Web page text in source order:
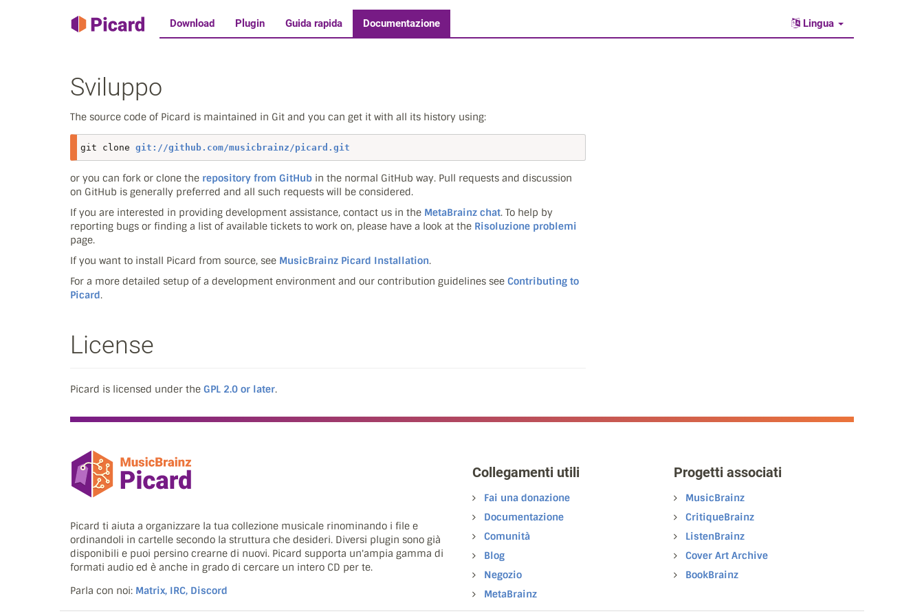
Download Plugin Guida rapida Documentazione Lingua
Sviluppo
The source code of Picard is maintained in Git and you can get it with all its history using:
git clone git://github.com/musicbrainz/picard.git
or you can fork or clone the repository from GitHub in the normal GitHub way. Pull requests and discussion
on GitHub is generally preferred and all such requests will be considered.
If you are interested in providing development assistance, contact us in the MetaBrainz chat. To help by
reporting bugs or finding a list of available tickets to work on, please have a look at the Risoluzione problemi
page.
If you want to install Picard from source, see MusicBrainz Picard Installation.
For a more detailed setup of a development environment and our contribution guidelines see Contributing to
Picard.
License
Picard is licensed under the GPL 2.0 or later.
Picard ti aiuta a organizzare la tua collezione musicale rinominando i file e
ordinandoli in cartelle secondo la struttura che desideri. Diversi plugin sono già
disponibili e puoi persino crearne di nuovi. Picard supporta un'ampia gamma di
formati audio ed è anche in grado di cercare un intero CD per te.
Parla con noi: Matrix, IRC, Discord
Collegamenti utili
Fai una donazione
Documentazione
Comunità
Blog
Negozio
MetaBrainz
Progetti associati
MusicBrainz
CritiqueBrainz
ListenBrainz
Cover Art Archive
BookBrainz